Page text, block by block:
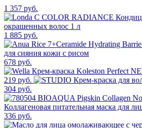
1 357 руб.
1 885 руб.
678 руб.
219 руб.
304 руб.
336 руб.